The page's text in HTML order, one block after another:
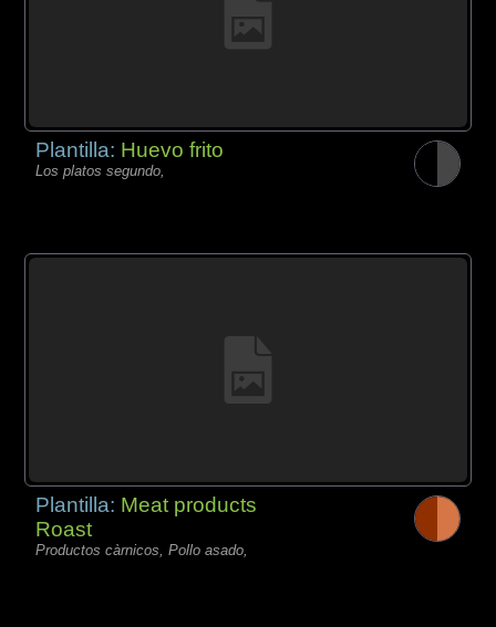
Plantilla: Huevo frito
Los platos segundo,
Plantilla: Meat products
Roast
Productos càrnicos, Pollo asado,